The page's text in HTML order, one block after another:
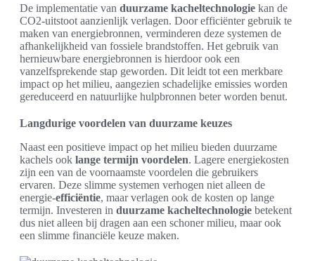
De implementatie van duurzame kacheltechnologie kan de
CO2-uitstoot aanzienlijk verlagen. Door efficiënter gebruik te
maken van energiebronnen, verminderen deze systemen de
afhankelijkheid van fossiele brandstoffen. Het gebruik van
hernieuwbare energiebronnen is hierdoor ook een
vanzelfsprekende stap geworden. Dit leidt tot een merkbare
impact op het milieu, aangezien schadelijke emissies worden
gereduceerd en natuurlijke hulpbronnen beter worden benut.
Langdurige voordelen van duurzame keuzes
Naast een positieve impact op het milieu bieden duurzame
kachels ook lange termijn voordelen. Lagere energiekosten
zijn een van de voornaamste voordelen die gebruikers
ervaren. Deze slimme systemen verhogen niet alleen de
energie-efficiëntie, maar verlagen ook de kosten op lange
termijn. Investeren in duurzame kacheltechnologie betekent
dus niet alleen bij dragen aan een schoner milieu, maar ook
een slimme financiële keuze maken.